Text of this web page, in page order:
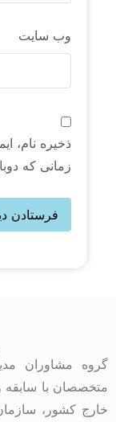
وب‌ سایت
ذخیره نام،
زمانی که
گروه مشاوران
متخصصان با
خارج کشور،